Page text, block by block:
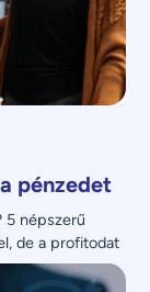
pénzedet
5 népszerű
de a profitodat